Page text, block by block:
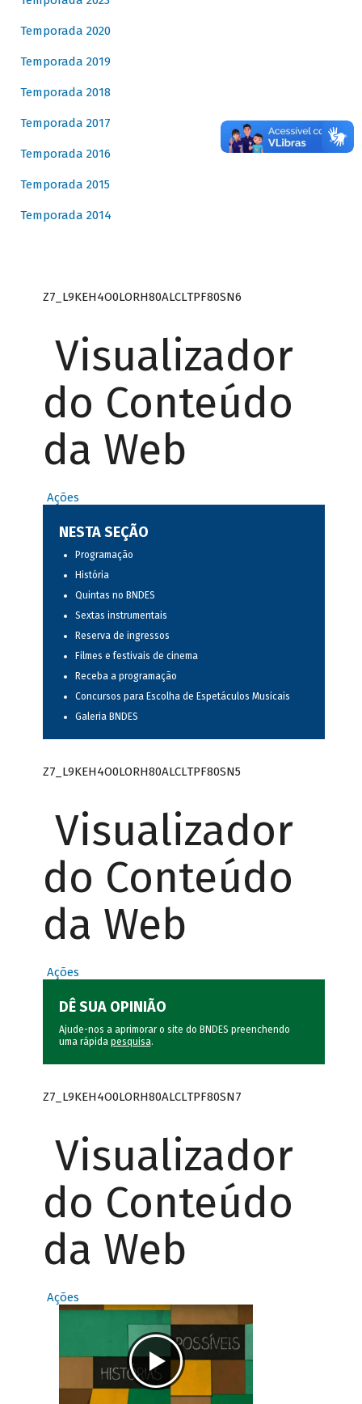
Temporada 2020
Temporada 2019
Temporada 2018
Temporada 2017
Temporada 2016
Temporada 2015
Temporada 2014
Z7_L9KEH4O0LORH80ALCLTPF80SN6
Visualizador
do Conteúdo
da Web
Ações
NESTA SEÇÃO
Programação
História
Quintas no BNDES
Sextas instrumentais
Reserva de ingressos
Filmes e festivais de cinema
Receba a programação
Concursos para Escolha de Espetáculos Musicais
Galeria BNDES
Z7_L9KEH4O0LORH80ALCLTPF80SN5
Visualizador
do Conteúdo
da Web
Ações
DÊ SUA OPINIÃO
Ajude-nos a aprimorar o site do BNDES preenchendo
uma rápida pesquisa.
Z7_L9KEH4O0LORH80ALCLTPF80SN7
Visualizador
do Conteúdo
da Web
Ações